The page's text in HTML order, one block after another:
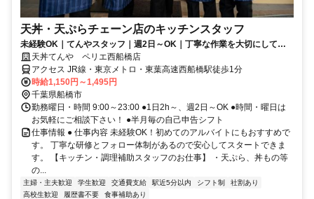
天丼・天ぷらチェーン店のキッチンスタッフ
未経験OK｜てんやスタッフ｜週2日～OK｜丁寧な作業を大切にしてい
ます天丼てんや ペリエ西船橋店
アクセス JR線・東京メトロ・東葉高速西船橋駅徒歩1分
時給1,150円～1,495円
千葉県船橋市
勤務曜日・時間 9:00～23:00 ●1日2h～、週2日～OK ●時間・曜日は
お気軽にご相談下さい！ ●半月毎の自己申告シフト
仕事情報 ● 仕事内容 未経験OK！初めてのアルバイトにもおすすめで
す。 丁寧な研修とフォロー体制があるので安心してスタートできま
す。 【キッチン・調理補助スタッフのお仕事】 ・天ぷら、丼もの等
の...
主婦・主夫歓迎 学生歓迎 交通費支給 駅近5分以内 シフト制
社割あり
高校生歓迎
履歴書不要 食事補助あり